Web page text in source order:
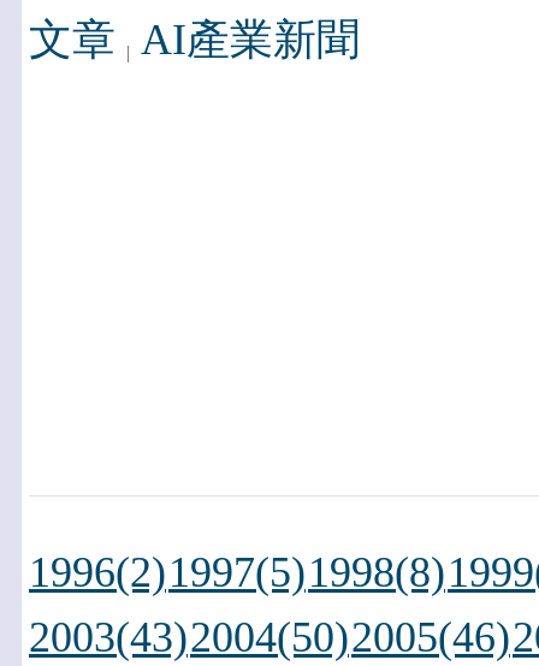
文章 AI產業新聞
1996(2)1997(5)1998(8)
2003(43)2004(50)2005(46)